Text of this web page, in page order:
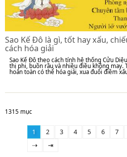
Sao Kế Đô là gì, tốt hay xấu,
cách hóa giải
Sao Kế Đô theo cách tính hệ thống Cửu
thị phi, buồn rầu và nhiều điều không may.
hoàn toàn có thể hóa giải, xua đuổi điềm
1315 mục
1 2 3 4 5 6 7
⇢
⇥